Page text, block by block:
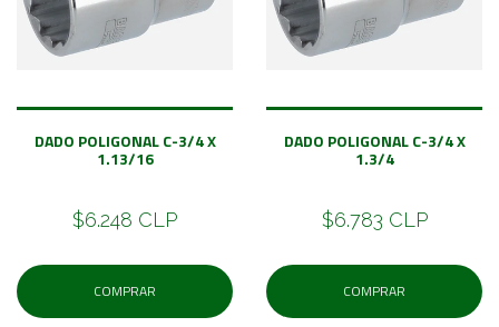
DADO POLIGONAL C-3/4 X
1.13/16
$6.248 CLP
COMPRAR
DADO POLIGONAL C-3/4 X
1.3/4
$6.783 CLP
COMPRAR